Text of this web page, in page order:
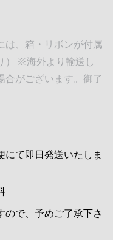
は、箱・リボンが付属
） ※海外より輸送し
合がございます。御了
て即日発送いたしま
ので、予めご了承下さ